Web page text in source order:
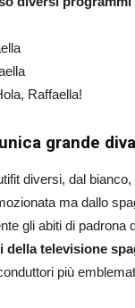
Raffaella!
grande diva
diversi, dal bianco,
ma dallo
gli abiti di padrona
della televisione
più